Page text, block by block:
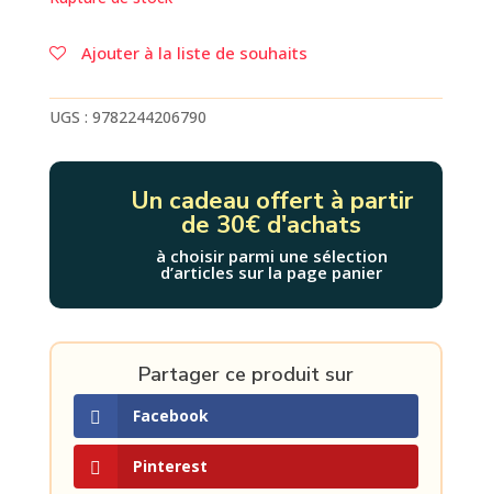
Ajouter à la liste de souhaits
UGS : 9782244206790
Un cadeau offert à partir
de 30€ d'achats
à choisir parmi une sélection
d’articles sur la page panier
Partager ce produit sur
Facebook
Pinterest